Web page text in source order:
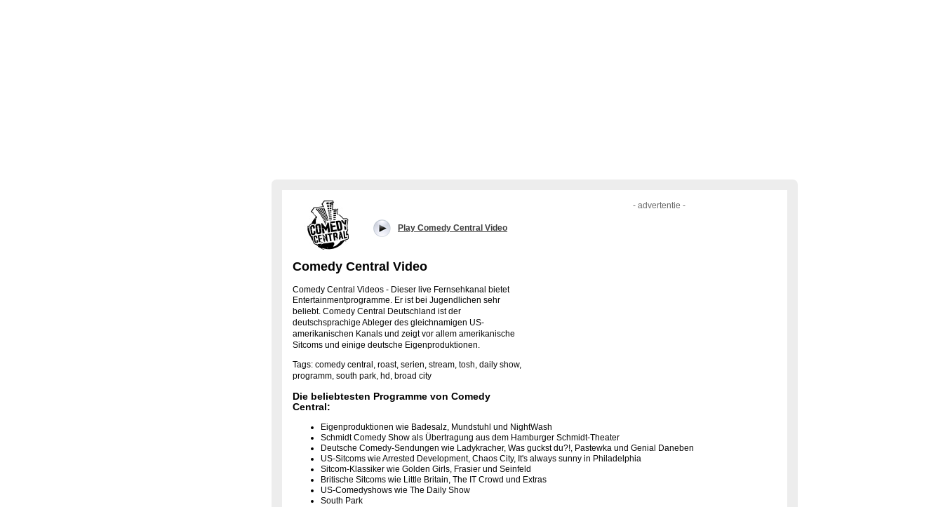
- advertentie -
Play Comedy Central Video
Comedy Central Video
Comedy Central Videos - Dieser live Fernsehkanal bietet
Entertainmentprogramme. Er ist bei Jugendlichen sehr
beliebt. Comedy Central Deutschland ist der
deutschsprachige Ableger des gleichnamigen US-
amerikanischen Kanals und zeigt vor allem amerikanische
Sitcoms und einige deutsche Eigenproduktionen.
Tags: comedy central, roast, serien, stream, tosh, daily show,
programm, south park, hd, broad city
Die beliebtesten Programme von Comedy
Central:
Eigenproduktionen wie Badesalz, Mundstuhl und NightWash
Schmidt Comedy Show als Übertragung aus dem Hamburger Schmidt-Theater
Deutsche Comedy-Sendungen wie Ladykracher, Was guckst du?!, Pastewka und Genial Daneben
US-Sitcoms wie Arrested Development, Chaos City, It's always sunny in Philadelphia
Sitcom-Klassiker wie Golden Girls, Frasier und Seinfeld
Britische Sitcoms wie Little Britain, The IT Crowd und Extras
US-Comedyshows wie The Daily Show
South Park